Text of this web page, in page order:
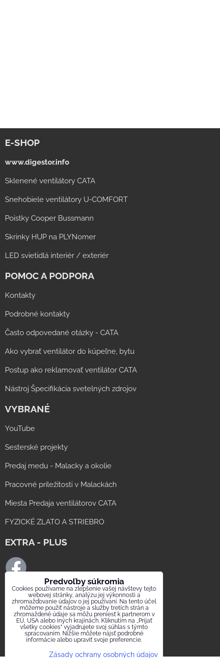
E-SHOP
www.digestor.info
Sklenené ventilátory CATA
Snehobiele ventilátory U-COMFORT
Poistky Cooper Bussmann
Skrinky HUP na PLYNomer
LED svietidlá interiér / exteriér
POMOC A PODPORA
Kontakty
Podrobné kontakty
Často odpovedané otázky - CATA
Ako vybrať ventilátor do kúpeľne, bytu
Postup ako reklamovať ventilátor CATA
Nástroj Špecifikácia svetelných zdrojov
VYBRANÉ
YouTube
Sesterské projekty
Predaj medu - Malacky a okolie
Pracovné príležitosti v Malackách
Miesta Predaja ventilátorov CATA
FYZICKÉ ZLATO A STRIEBRO
EXTRA - PLUS
FB ELMAT SLOVAKIA
FB digestor.info
FB Elektrika.sk
FB ELEKTRIKA SK GROUP
Predvoľby súkromia
Cookies používame na zlepšenie vašej návštevy tejto
webovej stránky, analýzu jej výkonnosti a
zhromažďovanie údajov o jej používaní. Na tento účel
môžeme použiť nástroje a služby tretích strán a
zhromaždené údaje sa môžu preniesť k partnerom v
EÚ, USA alebo iných krajinách. Kliknutím na „Prijať
všetky cookies“ vyjadrujete svoj súhlas s týmto
spracovaním. Nižšie môžete nájsť podrobné
informácie alebo upraviť svoje preferencie.
Zásady ochrany osobných údajov